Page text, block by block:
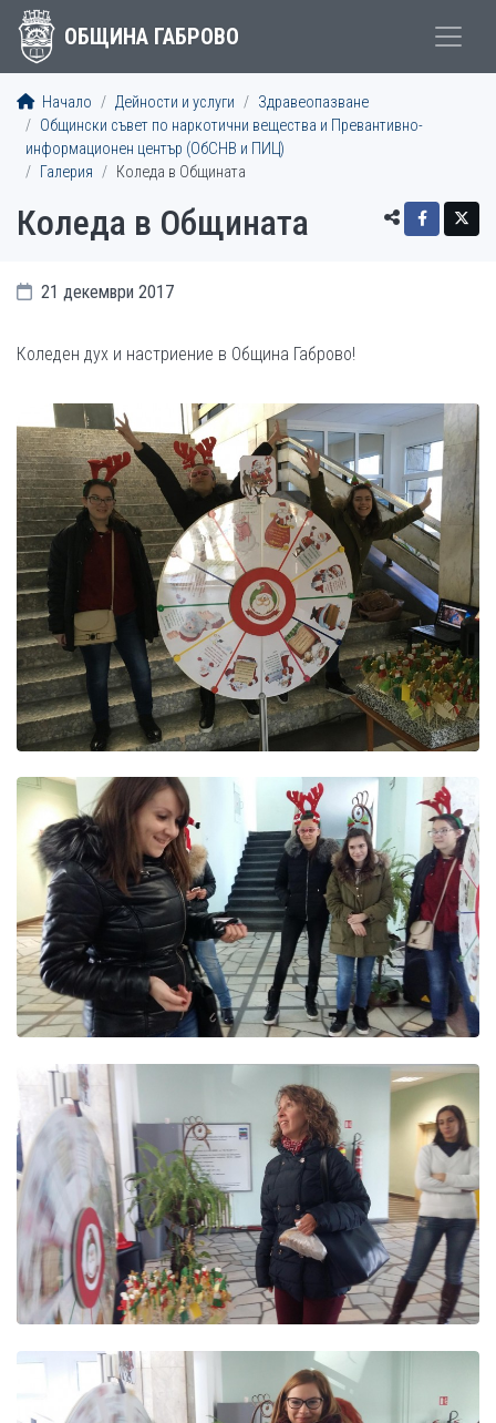
ОБЩИНА ГАБРОВО
Начало Дейности и услуги
Здравеопазване
Общински съвет по наркотични вещества и Превантивно-
информационен център (ОбСНВ и ПИЦ)
Галерия
Коледа в Общината
Коледа в Общината
21 декември 2017
Коледен дух и настриение в Община Габрово!